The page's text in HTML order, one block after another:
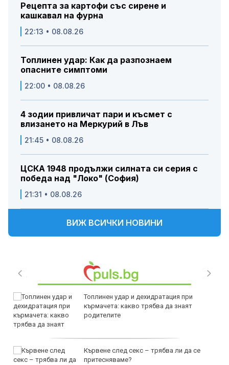
Рецепта за картофи със сирене и
кашкавал на фурна
22:13 • 08.08.26
Топлинен удар: Как да разпознаем
опасните симптоми
22:00 • 08.08.26
4 зодии привличат пари и късмет с
влизането на Меркурий в Лъв
21:45 • 08.08.26
ЦСКА 1948 продължи силната си серия с
победа над "Локо" (София)
21:31 • 08.08.26
ВИЖ ВСИЧКИ НОВИНИ
Топлинен удар и дехидратация при
кърмачета: какво трябва да знаят
родителите
Кървене след секс – трябва ли да се
притесняваме?